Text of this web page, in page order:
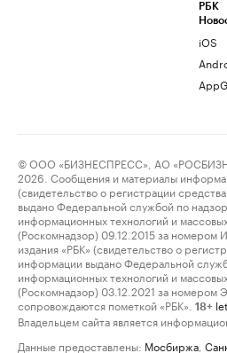
РБК
iOS
© ООО «БИЗНЕСПРЕСС», АО
2026. Сообщения и материалы
(свидетельство о регистрации
выдано Федеральной службой по
информационных технологий и
(Роскомнадзор) 09.12.2015 за
издания «РБК» (свидетельство о
информации выдано Федеральной
информационных технологий и
(Роскомнадзор) 03.12.2021 за
сопровождаются пометкой «РБК».
18+
Владельцем сайта является
Данные предоставлены: Мосбиржа